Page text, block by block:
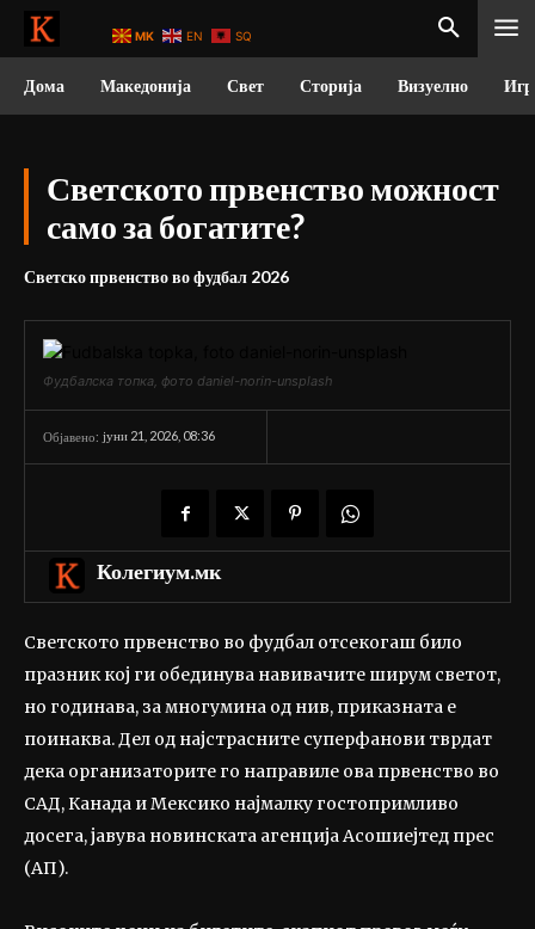
Дома Македонија Свет Сторија Визуелно
Светското првенство можност
само за богатите?
Светско првенство во фудбал 2026
Фудбалска топка, фото daniel-norin-unsplash
Објавено: јуни 21, 2026, 08:36
Колегиум.мк
Светското првенство во фудбал отсекогаш било
празник кој ги обединува навивачите ширум светот,
но годинава, за многумина од нив, приказната е
поинаква. Дел од најстрасните суперфанови тврдат
дека организаторите го направиле ова првенство во
САД, Канада и Мексико најмалку гостопримливо
досега, јавува новинската агенција Асошиејтед прес
(АП).
MK EN SQ